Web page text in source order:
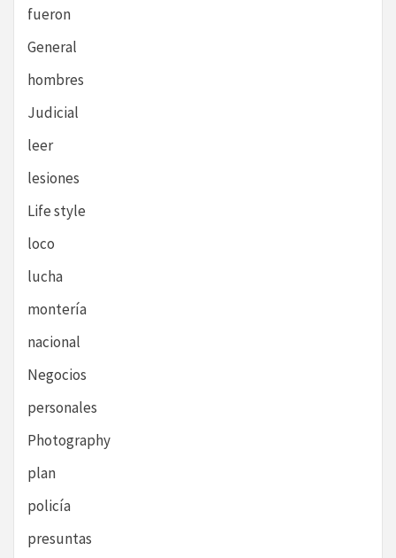
fueron
General
hombres
Judicial
leer
lesiones
Life style
loco
lucha
montería
nacional
Negocios
personales
Photography
plan
policía
presuntas